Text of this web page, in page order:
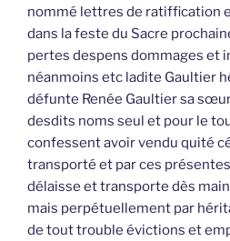
nommé lettres de ratiffication
dans la feste du Sacre
pertes despens dommages et
néanmoins etc ladite Gaultier
défunte Renée Gaultier sa
desdits noms seul et pour le
confessent avoir vendu quité
transporté et par ces
délaisse et transporte dès
mais perpétuellement par
de tout trouble évictions et